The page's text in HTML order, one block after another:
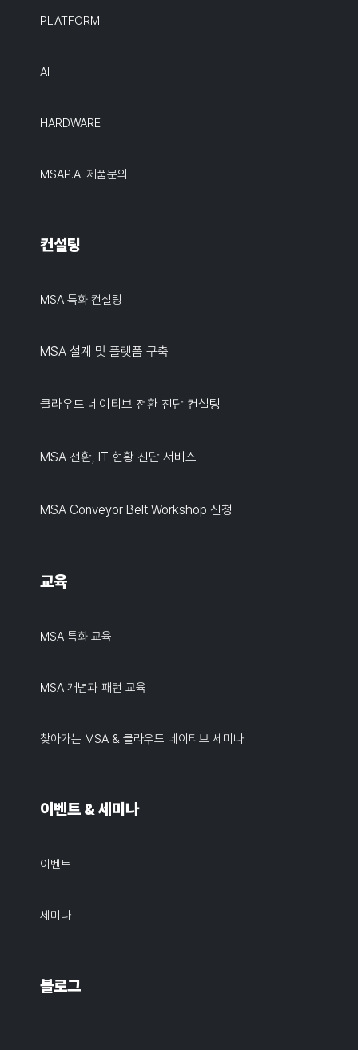
PLATFORM
AI
HARDWARE
MSAP.ai 제품문의
컨설팅
MSA 특화 컨설팅
MSA 설계 및 플랫폼 구축
클라우드 네이티브 전환 진단 컨설팅
MSA 전환, IT 현황 진단 서비스
MSA Conveyor Belt Workshop 신청
교육
MSA 특화 교육
MSA 개념과 패턴 교육
찾아가는 MSA & 클라우드 네이티브 세미나
이벤트 & 세미나
이벤트
세미나
블로그